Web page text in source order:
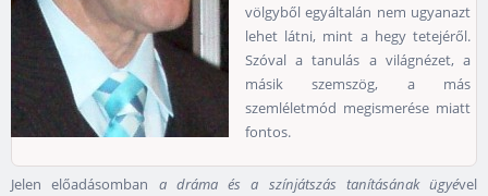
völgyből egyáltalán nem ugyanazt
lehet látni, mint a hegy tetejéről.
Szóval a tanulás a világnézet, a
másik szemszög, a más
szemléletmód megismerése miatt
fontos.
Jelen előadásomban a dráma és a színjátszás tanításának ügyével